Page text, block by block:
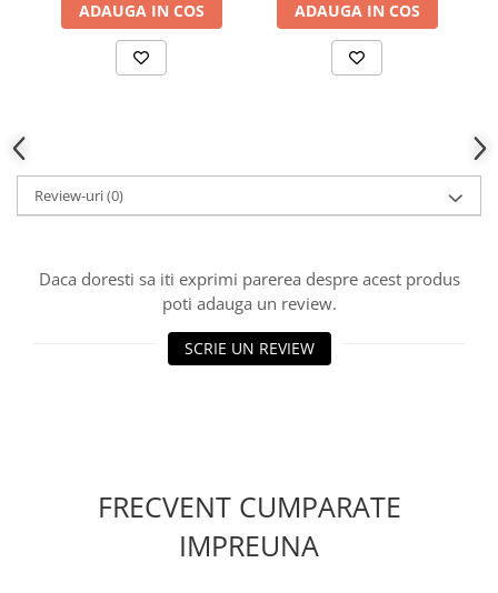
ADAUGA IN COS ADAUGA IN COS
Review-uri(0)
Daca doresti sa iti exprimi parerea despre acest produs
poti adauga un review.
SCRIE UN REVIEW
FRECVENT CUMPARATE
IMPREUNA